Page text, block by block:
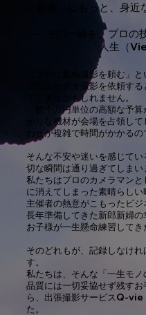
「動画」はもっと、身
── その一瞬を、プロの
「人生（Vie）」
「プロに動画撮影を頼む」
プロにビデオ撮影を依頼す
てしまうかもしれません。
「数十万円単位の高額な予
かりな機材が会場を占領し
わせが複雑で時間がかかるの
そんな不安や迷いを感じて
切な瞬間は通り過ぎてしまい
私たちはプロのカメラマン
に消えてしまった素晴らしい
主催者の熱意がこもったビジ
長年準備してきた新郎新婦の
お子様が一生懸命練習してき
そのどれもが、記録しなけ
す。
私たちは、そんな「一生モ
品質には一切妥協せず残す
ら、出張撮影サービスQ-vie
た。